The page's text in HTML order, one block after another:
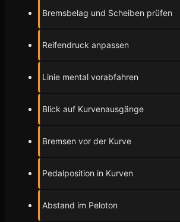
Bremsbelag und Scheiben prüfen
Reifendruck anpassen
Linie mental vorabfahren
Blick auf Kurvenausgänge
Bremsen vor der Kurve
Pedalposition in Kurven
Abstand im Peloton